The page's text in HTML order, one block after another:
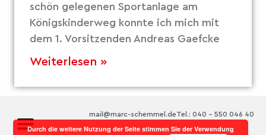
schön gelegenen Sportanlage am
Königskinderweg konnte ich mich mit
dem 1. Vorsitzenden Andreas Gaefcke
Weiterlesen »
Tel.: 040 – 550 046 40
mail@marc-schemmel.de
Durch die weitere Nutzung der Seite stimmen Sie der Verwendung